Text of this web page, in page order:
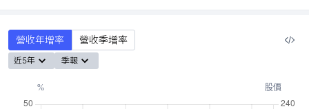
營收年增率 營收季增率
近5年 季報